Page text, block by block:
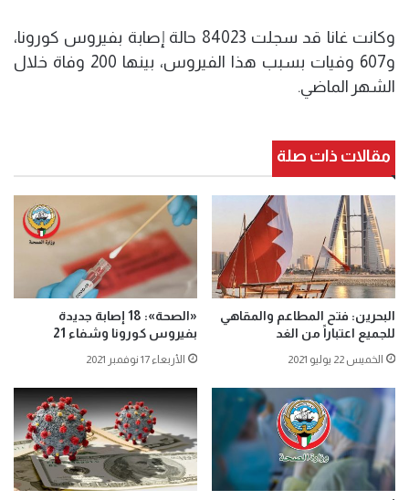
وكانت غانا قد سجلت 84023 حالة إصابة بفيروس كورونا،
و607 وفيات بسبب هذا الفيروس، بينها 200 وفاة خلال
الشهر الماضي.
مقالات ذات صلة
البحرين: فتح المطاعم والمقاهي
للجميع اعتباراً من الغد
الخميس 22 يوليو 2021
«الصحة»: 18 إصابة جديدة
بفيروس كورونا وشفاء 21
الأربعاء 17 نوفمبر 2021